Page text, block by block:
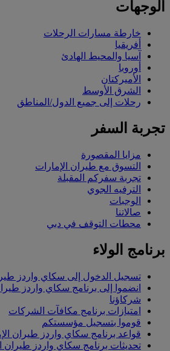
الوجهات
خارطة مسارات الرحلات
أفريقيا
آسيا والمحيط الهادئ
أوروبا
الأميركتان
الشرق الأوسط
رحلات إلى جميع الدول/المناطق
تجربة السفر
مزايا المقصورة
التسوق مع طيران الإمارات
تجربة سفركم المقبلة
الترفيه الجوي
الوجبات
صالاتنا
محطات التوقف في دبي
برنامج الولاء
تسجيل الدخول إلى سكاي واردز
انضموا إلى برنامج سكاي واردز
شركاؤنا
امتيازات برنامج مكافآت الشركات
قوموا بتسجيل مؤسستكم
قواعد برنامج سكاي واردز طيران
تحديثات برنامج سكاي واردز طيران